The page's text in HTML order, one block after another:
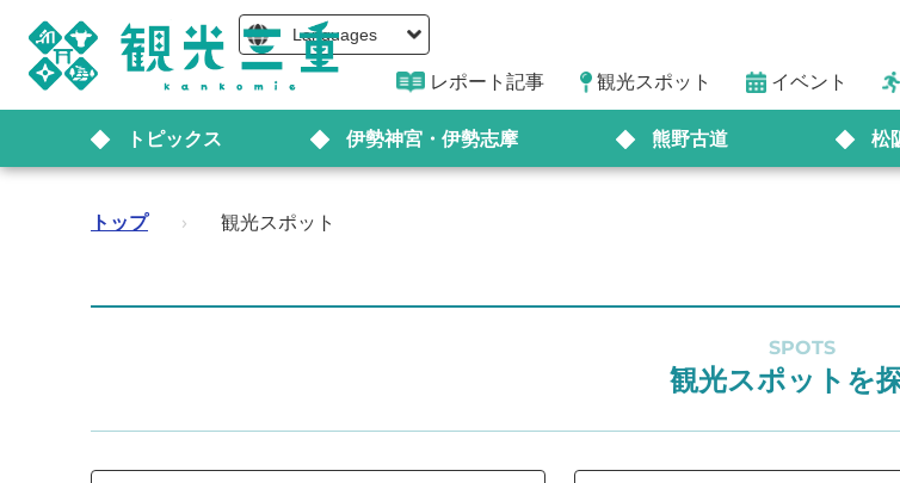
Languages
レポート記事 観光スポット イベント
トピックス 伊勢神宮・伊勢志摩 熊野古道 松
トップ › 観光スポット
SPOTS
観光スポットを